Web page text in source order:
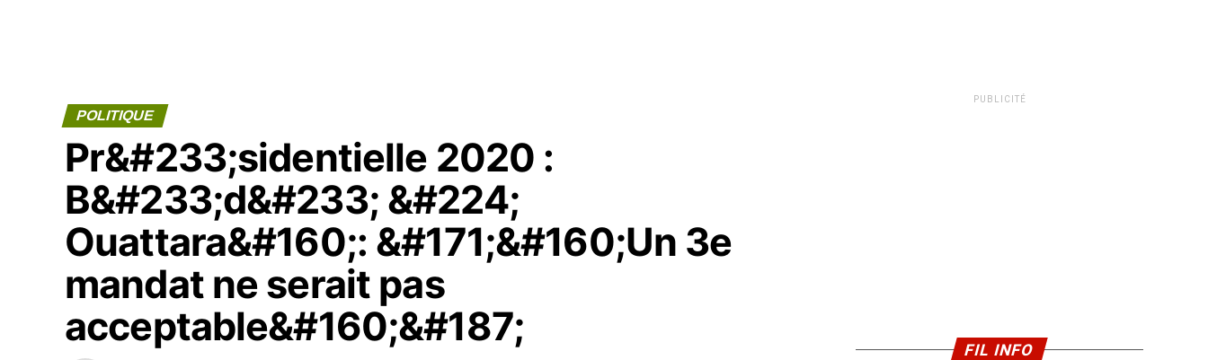
POLITIQUE
Pr&#233;sidentielle 2020 :
B&#233;d&#233; &#224;
Ouattara&#160;: &#171;&#160;Un 3e
mandat ne serait pas
acceptable&#160;&#187;
PUBLICITÉ
FIL INFO